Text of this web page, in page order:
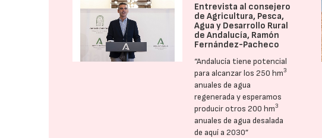
Entrevista al consejero
de Agricultura, Pesca,
Agua y Desarrollo Rural
de Andalucía, Ramón
Fernández-Pacheco
“Andalucía tiene potencial
para alcanzar los 250 hm3
anuales de agua
regenerada y esperamos
producir otros 200 hm3
anuales de agua desalada
de aquí a 2030”